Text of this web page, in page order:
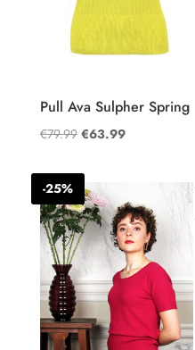
Pull Ava Sulpher Spring
€79.99 Oorspronkelijke
was:
€79.99.
€63.99Huidige
€63.99.
-25%